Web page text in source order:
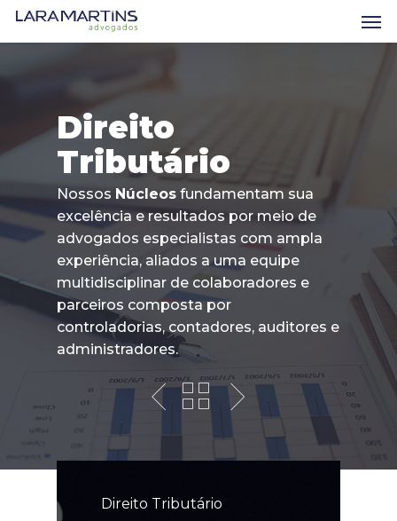
Skip
main
Direito
Tributário
Nossos Núcleos fundamentam sua
excelência e resultados por meio de
advogados especialistas com ampla
experiência, aliados a uma equipe
multidisciplinar de colaboradores e
parceiros composta por
controladorias, contadores, auditores e
administradores.
Direito Tributário